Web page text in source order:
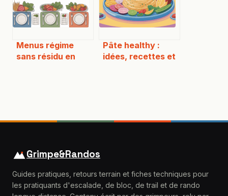
Menus régime
sans résidu en
Pâte healthy :
idées, recettes et
Grimpe&Randos
Guides pratiques, retours terrain et fiches techniques pour
les pratiquants d'escalade, de bloc, de trail et de rando